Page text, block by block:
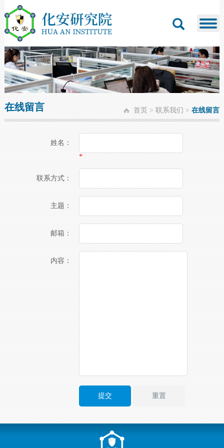
首页 >联系我们 >在线留言
在线留言
姓名：
*
联系方式：
主题：
邮箱：
内容：